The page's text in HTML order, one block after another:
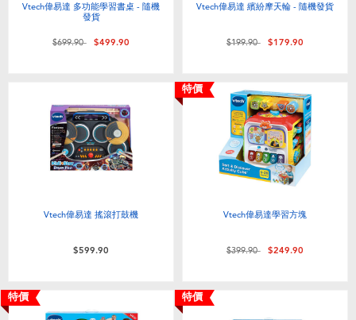
戶外及運動用品
角色扮演及造型系列
毛毛公仔玩具
夏日用品
任天堂 Switch
Fuggler
Globber高樂寶
Vtech偉易達 多功能學習書桌 - 隨機
發貨
價格從
$699.90至$499.90
Vtech偉易達 繽紛摩天輪 - 隨機發貨
價格從
$199.90至$179.90
Vtech偉易達 搖滾打鼓機
$599.90
特價
Vtech偉易達學習方塊
價格從
$399.90至$249.90
特價 特價